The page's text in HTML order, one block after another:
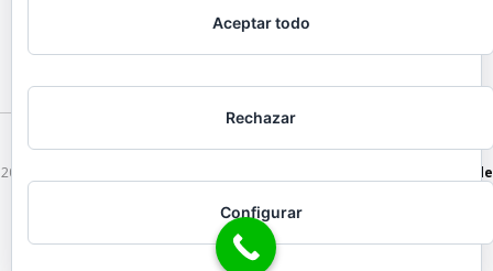
2026 © Carlos Castro Fotógrafo - hola@carloscastrofotografo.com -
Vídeo de
Aceptar todo
Rechazar
Configurar